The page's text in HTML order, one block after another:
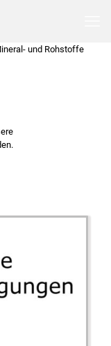
und Rohstoffe